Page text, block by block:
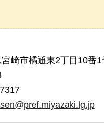
崎市橘通東2丁目10番1